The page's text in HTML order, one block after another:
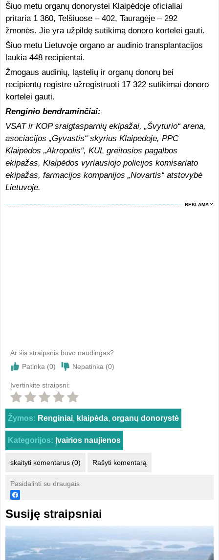
Šiuo metu organų donorystei Klaipėdoje oficialiai
pritaria 1 360, Telšiuose – 402, Tauragėje – 292
žmonės. Jie yra užpildę sutikimą donoro kortelei gauti.
Šiuo metu Lietuvoje organo ar audinio transplantacijos
laukia 448 recipientai.
Žmogaus audinių, ląstelių ir organų donorų bei
recipientų registre užregistruoti 17 322 sutikimai donoro
kortelei gauti.
Renginio bendraminčiai:
VSAT ir KOP sraigtasparnių ekipažai, „Švyturio“ arena,
asociacijos „Gyvastis“ skyrius Klaipėdoje, PPC
Klaipėdos „Akropolis“, KUL greitosios pagalbos
ekipažas, Klaipėdos vyriausiojo policijos komisariato
ekipažas, farmacijos kompanijos „Novartis“ atstovybė
Lietuvoje.
REKLAMA
Ar šis straipsnis buvo naudingas?
Patinka (0) Nepatinka (0)
Įvertinkite straipsni:
Žymos: Renginiai, klaipėda, organų donorystė
Kategorijos: Įvairios naujienos
skaityti komentarus (0) Rašyti komentarą
Pasidalinti su draugais
Susiję straipsniai